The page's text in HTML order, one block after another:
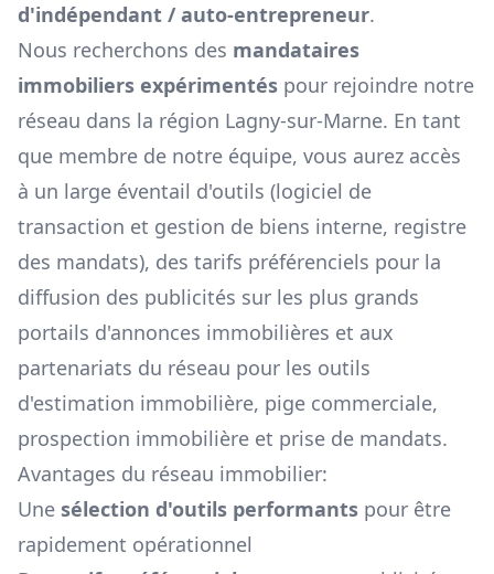
d'indépendant / auto-entrepreneur.
Nous recherchons des mandataires
immobiliers expérimentés pour rejoindre notre
réseau dans la région Lagny-sur-Marne. En tant
que membre de notre équipe, vous aurez accès
à un large éventail d'outils (logiciel de
transaction et gestion de biens interne, registre
des mandats), des tarifs préférenciels pour la
diffusion des publicités sur les plus grands
portails d'annonces immobilières et aux
partenariats du réseau pour les outils
d'estimation immobilière, pige commerciale,
prospection immobilière et prise de mandats.
Avantages du réseau immobilier:
Une sélection d'outils performants pour être
rapidement opérationnel